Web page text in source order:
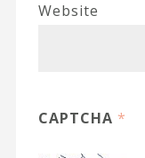
Website
CAPTCHA *